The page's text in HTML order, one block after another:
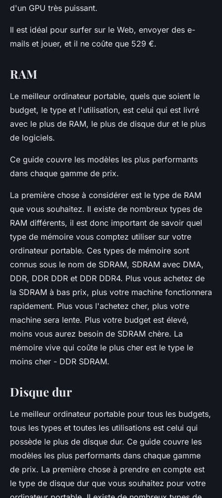
d'un GPU très puissant.
Il est idéal pour surfer sur le Web, envoyer des e-
mails et jouer, et il ne coûte que 529 €.
RAM
Le meilleur ordinateur portable, quels que soient le
budget, le type et l'utilisation, est celui qui est livré
avec le plus de RAM, le plus de disque dur et le plus
de logiciels.
Ce guide couvre les modèles les plus performants
dans chaque gamme de prix.
La première chose à considérer est le type de RAM
que vous souhaitez. Il existe de nombreux types de
RAM différents, il est donc important de savoir quel
type de mémoire vous comptez utiliser sur votre
ordinateur portable. Ces types de mémoire sont
connus sous le nom de SDRAM, SDRAM avec DMA,
DDR, DDR DDR et DDR DDR4. Plus vous achetez de
la SDRAM à bas prix, plus votre machine fonctionnera
rapidement. Plus vous l'achetez cher, plus votre
machine sera lente. Plus votre budget est élevé,
moins vous aurez besoin de SDRAM chère. La
mémoire vive qui coûte le plus cher est le type le
moins cher - DDR SDRAM.
Disque dur
Le meilleur ordinateur portable pour tous les budgets,
tous les types et toutes les utilisations est celui qui
possède le plus de disque dur. Ce guide couvre les
modèles les plus performants dans chaque gamme
de prix. La première chose à prendre en compte est
le type de disque dur que vous souhaitez pour votre